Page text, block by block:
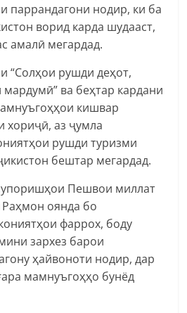
паррандагони нодир, ки ба
ворид карда шудааст,
амалӣ мегардад.
“Солҳои рушди деҳот,
ва беҳтар кардани
кишвар
хориҷӣ, аз ҷумла
рушди туризми
бештар мегардад.
Пешвои миллат
оянда бо
фаррох, боду
зархез барои
ҳайвоноти нодир, дар
мамнуъгоҳҳо бунёд